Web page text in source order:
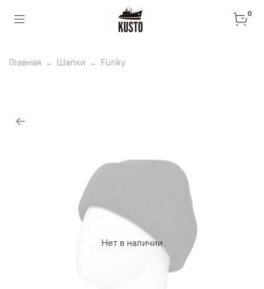
0
Главная Шапки Funky
Нет в наличии